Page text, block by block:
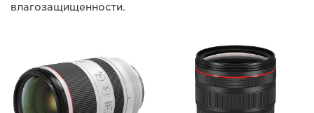
влагозащищенности.